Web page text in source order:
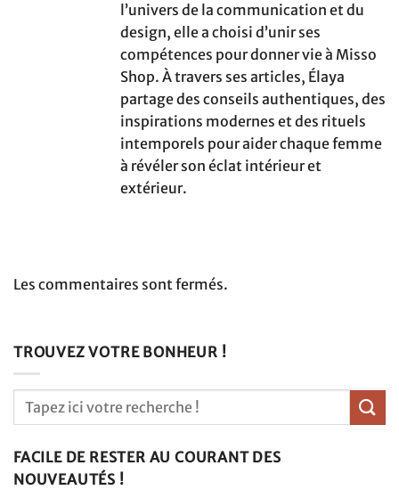
l’univers de la communication et du
design, elle a choisi d’unir ses
compétences pour donner vie à Misso
Shop. À travers ses articles, Élaya
partage des conseils authentiques, des
inspirations modernes et des rituels
intemporels pour aider chaque femme
à révéler son éclat intérieur et
extérieur.
Les commentaires sont fermés.
TROUVEZ VOTRE BONHEUR !
FACILE DE RESTER AU COURANT DES
NOUVEAUTÉS !